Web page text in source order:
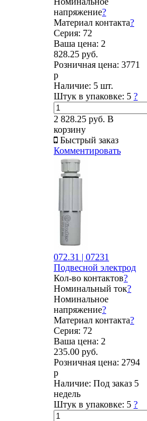
напряжение?
Материал контакта?
Серия: 72
Ваша цена: 2
828.25 руб.
Розничная цена: 3771
р
Наличие: 5 шт.
Штук в упаковке: 5 ?
2 828.25 руб. В
корзину
Быстрый заказ
Комментировать
072.31 | 07231
Подвесной электрод
Кол-во контактов?
Номинальный ток?
Номинальное
напряжение?
Материал контакта?
Серия: 72
Ваша цена: 2
235.00 руб.
Розничная цена: 2794
р
Наличие: Под заказ 5
недель
Штук в упаковке: 5 ?